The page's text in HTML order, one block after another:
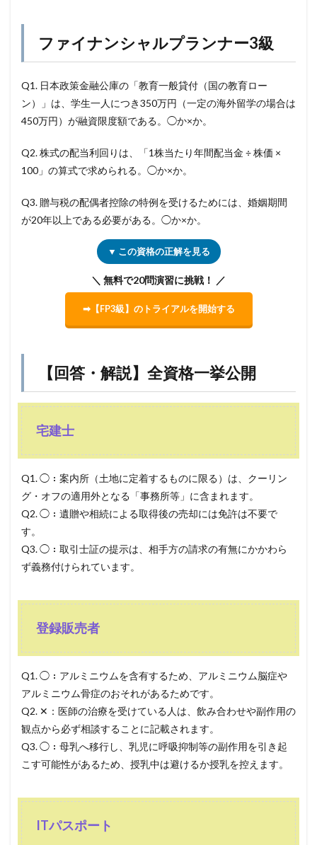
ファイナンシャルプランナー3級
Q1. 日本政策金融公庫の「教育一般貸付（国の教育ロー
ン）」は、学生一人につき350万円（一定の海外留学の場合は
450万円）が融資限度額である。◯か×か。
Q2. 株式の配当利回りは、「1株当たり年間配当金 ÷ 株価 ×
100」の算式で求められる。◯か×か。
Q3. 贈与税の配偶者控除の特例を受けるためには、婚姻期間
が20年以上である必要がある。◯か×か。
▼ この資格の正解を見る
＼ 無料で20問演習に挑戦！ ／
➡【FP3級】のトライアルを開始する
【回答・解説】全資格一挙公開
宅建士
Q1. ◯：案内所（土地に定着するものに限る）は、クーリン
グ・オフの適用外となる「事務所等」に含まれます。
Q2. ◯：遺贈や相続による取得後の売却には免許は不要で
す。
Q3. ◯：取引士証の提示は、相手方の請求の有無にかかわら
ず義務付けられています。
登録販売者
Q1. ◯：アルミニウムを含有するため、アルミニウム脳症や
アルミニウム骨症のおそれがあるためです。
Q2. ✕：医師の治療を受けている人は、飲み合わせや副作用の
観点から必ず相談することに記載されます。
Q3. ◯：母乳へ移行し、乳児に呼吸抑制等の副作用を引き起
こす可能性があるため、授乳中は避けるか授乳を控えます。
ITパスポート